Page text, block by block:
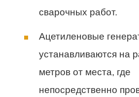
сварочных работ.
Ацетиленовые
устанавливаются на
метров от места, где
непосредственно